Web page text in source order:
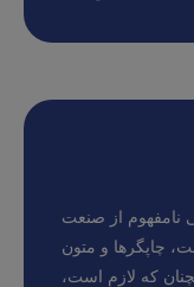
نامفهوم از صنعت
چاپگرها و متون
که لازم است،